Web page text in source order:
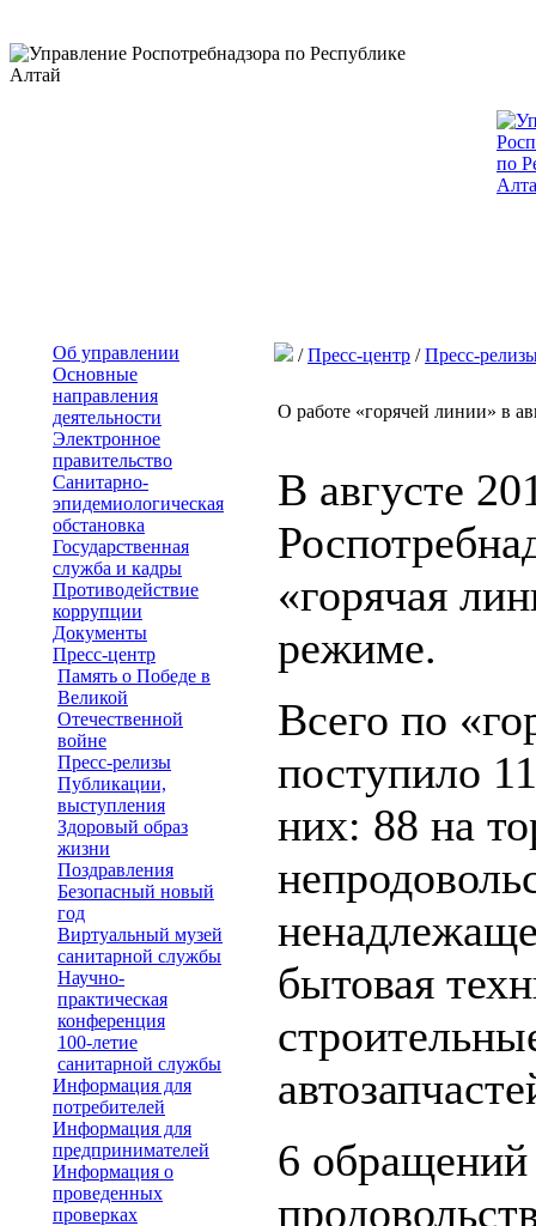
Об управлении
Основные
направления
деятельности
Электронное
правительство
Санитарно-
эпидемиологическая
обстановка
Государственная
служба и кадры
Противодействие
коррупции
Документы
Пресс-центр
Память о Победе в
Великой
Отечественной
войне
Пресс-релизы
Публикации,
выступления
Здоровый образ
жизни
Поздравления
Безопасный новый
год
Виртуальный музей
санитарной службы
Научно-
практическая
конференция
100-летие
санитарной службы
Информация для
потребителей
Информация для
предпринимателей
Информация о
проведенных
проверках
/Пресс-центр /Пресс-
О работе «горячей линии» в
В августе
«горячая
режиме.
Всего по
поступило
них: 88 на
бытовая
6 обращений